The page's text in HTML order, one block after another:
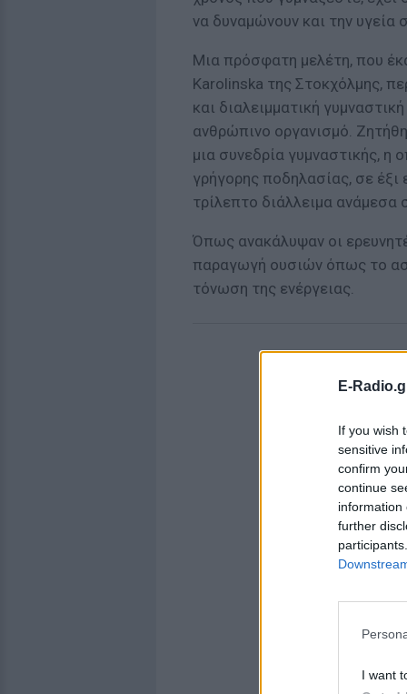
E-
If you wish
sensitive
confirm
continue
information
further
I want
να δυναμώνουν και την υγεία
Μια πρόσφατη μελέτη, που
Karolinska της Στοκχόλμης,
και διαλειμματική
ανθρώπινο οργανισμό.
μια συνεδρία γυμναστικής, η
γρήγορης ποδηλασίας, σε
τρίλεπτο διάλλειμα ανάμεσα
Όπως ανακάλυψαν οι
παραγωγή ουσιών όπως το
τόνωση της ενέργειας.